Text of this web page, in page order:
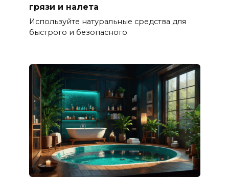
грязи и налета
Используйте натуральные средства для
быстрого и безопасного